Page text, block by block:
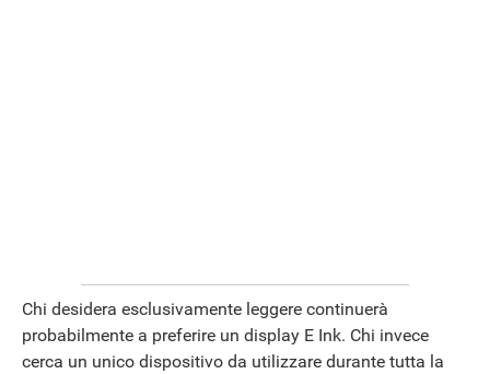
Chi desidera esclusivamente leggere continuerà
probabilmente a preferire un display E Ink. Chi invece
cerca un unico dispositivo da utilizzare durante tutta la